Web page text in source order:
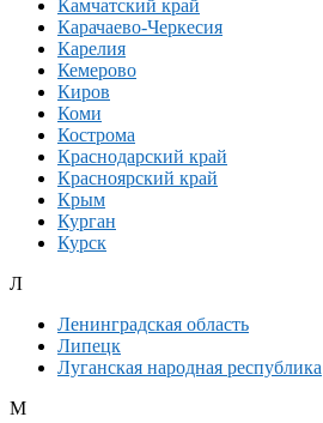
Камчатский край
Карачаево-Черкесия
Карелия
Кемерово
Киров
Коми
Кострома
Краснодарский край
Красноярский край
Крым
Курган
Курск
Л
Ленинградская область
Липецк
Луганская народная республика
М